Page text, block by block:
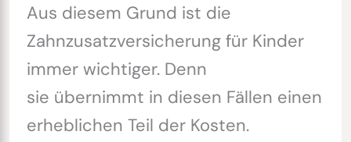
Aus diesem Grund ist die
Zahnzusatzversicherung für Kinder
immer wichtiger. Denn
sie übernimmt in diesen Fällen einen
erheblichen Teil der Kosten.